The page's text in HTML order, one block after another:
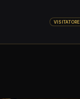
VISITATORE